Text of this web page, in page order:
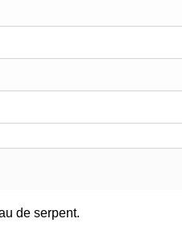
de serpent.